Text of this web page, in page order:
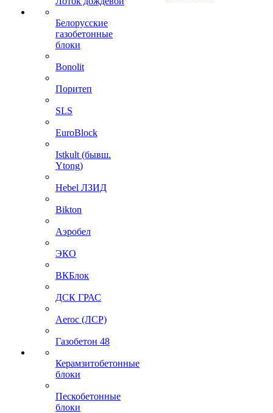
Белорусские
газобетонные
блоки
Bonolit
Поритеп
SLS
EuroBlock
Istkult (бывш.
Ytong)
Hebel ЛЗИД
Bikton
Аэробел
ЭКО
ВКБлок
ДСК ГРАС
Aeroc (ЛСР)
Газобетон 48
Керамзитобетонные
блоки
Пескобетонные
блоки